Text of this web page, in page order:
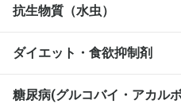
抗生物質（水虫）
ダイエット・食欲抑制剤
糖尿病(グルコバイ・アカル